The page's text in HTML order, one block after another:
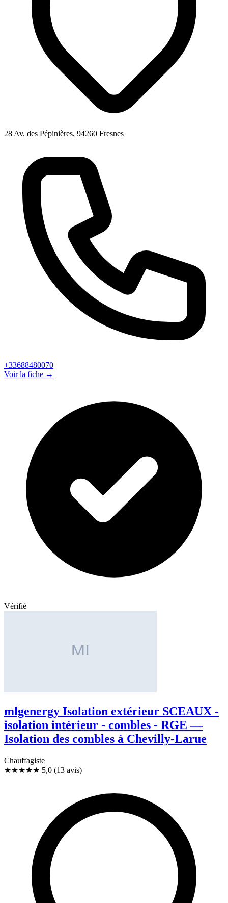
28 Av. des Pépinières, 94260 Fresnes
+33688480070
Voir la fiche →
Vérifié
mlgenergy Isolation extérieur SCEAUX -
isolation intérieur - combles - RGE —
Isolation des combles à Chevilly-Larue
Chauffagiste
★★★★★ 5,0 (13 avis)